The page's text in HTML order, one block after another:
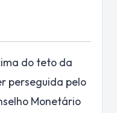
do teto da
perseguida pelo
Monetário